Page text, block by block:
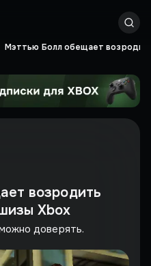
Мэттью Болл обещает
возродить
Xbox
доверять.